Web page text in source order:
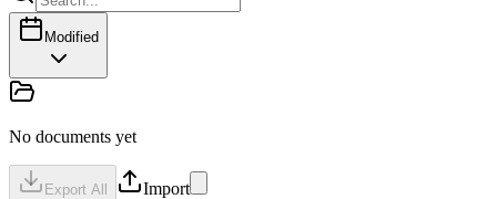
Modified
No documents yet
Export All
Import